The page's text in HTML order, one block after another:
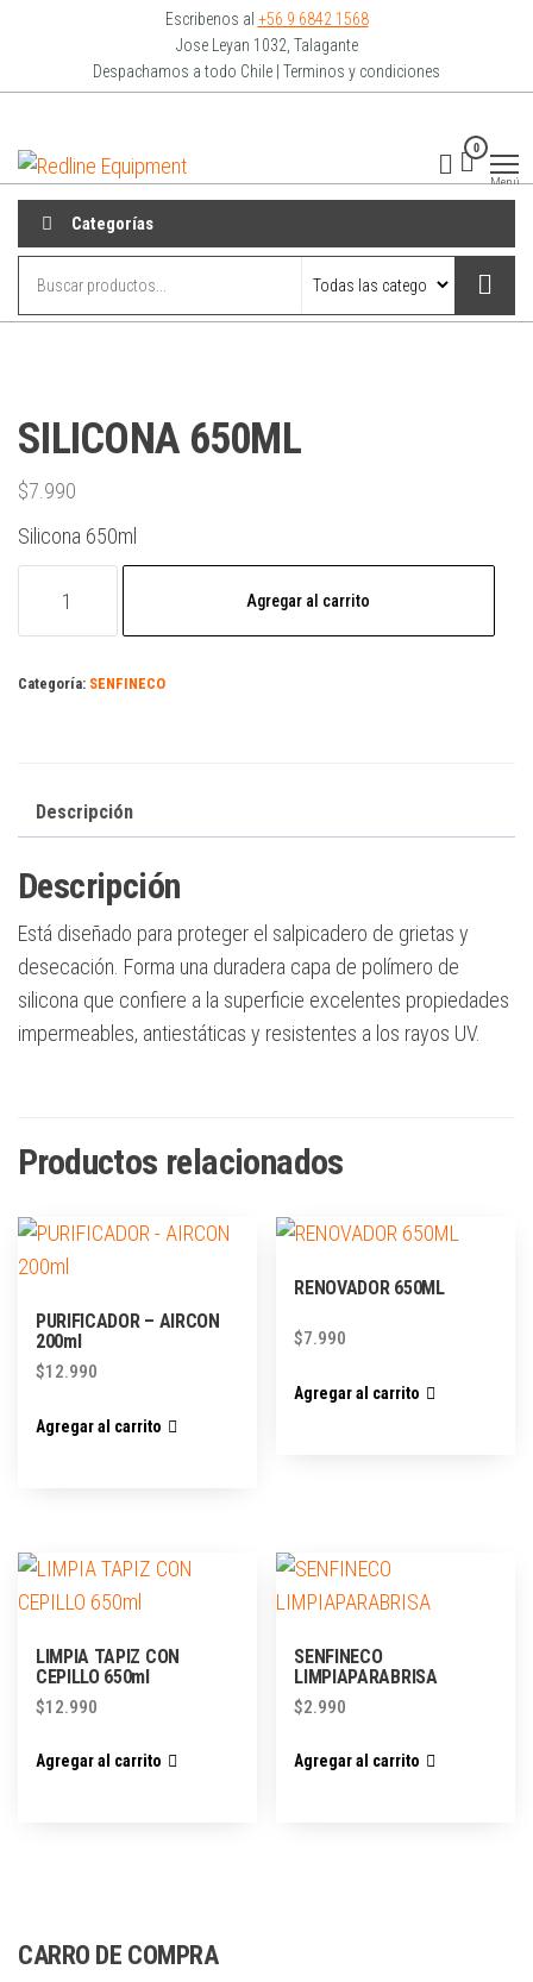
Escribenos al +56 9 6842 1568
Jose Leyan 1032, Talagante
Despachamos a todo Chile | Terminos y condiciones
Equipment
0
Menú
Categorías
SILICONA 650ML
$7.990
Silicona 650ml
Agregar al carrito
Categoría: SENFINECO
Descripción
Descripción
Está diseñado para proteger el salpicadero de grietas y
desecación. Forma una duradera capa de polímero de
silicona que confiere a la superficie excelentes propiedades
impermeables, antiestáticas y resistentes a los rayos UV.
Productos relacionados
PURIFICADOR – AIRCON
200ml
$12.990
Agregar al carrito
RENOVADOR 650ML
$7.990
Agregar al carrito
LIMPIA TAPIZ CON
CEPILLO 650ml
$12.990
Agregar al carrito
SENFINECO
LIMPIAPARABRISA
$2.990
Agregar al carrito
CARRO DE COMPRA